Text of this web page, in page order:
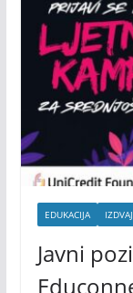
EDUKACIJA
Javni